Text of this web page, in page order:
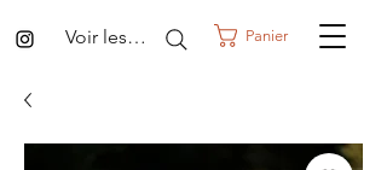
Panier
Voir les points